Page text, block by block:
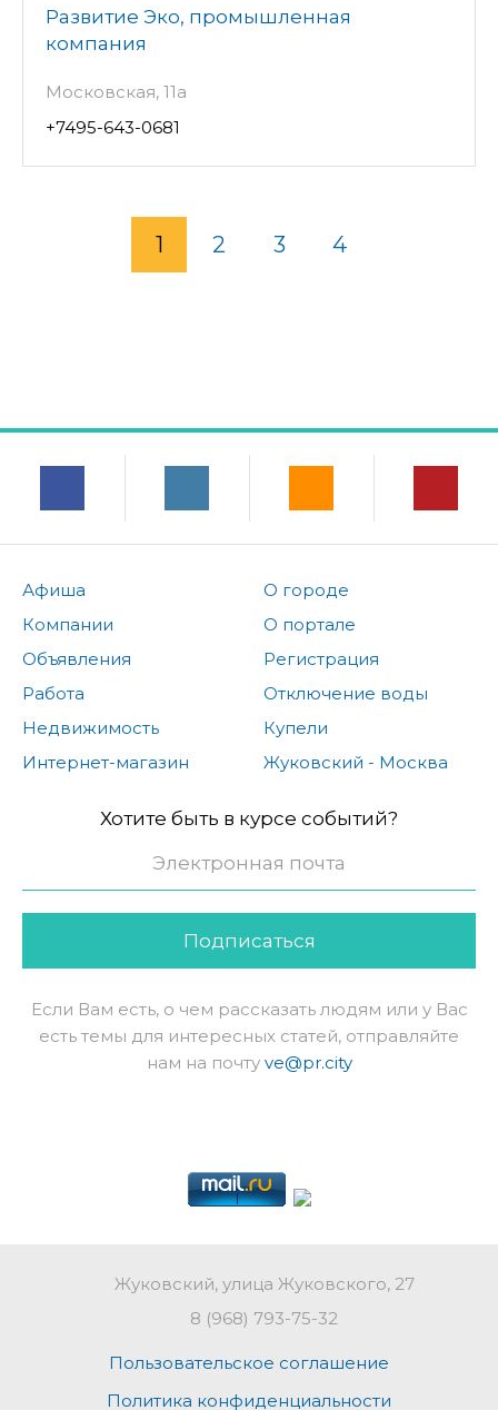
Развитие Эко, промышленная
компания
Московская, 11а
+7495-643-0681
1 2 3 4
Афиша
Компании
Объявления
Работа
Недвижимость
Интернет-магазин
О городе
О портале
Регистрация
Отключение воды
Купели
Жуковский - Москва
Хотите быть в курсе событий?
Подписаться
Если Вам есть, о чем рассказать людям или у Вас
есть темы для интересных статей, отправляйте
нам на почту ve@pr.city
Жуковский, улица Жуковского, 27
8 (968) 793-75-32
Пользовательское соглашение
Политика конфиденциальности